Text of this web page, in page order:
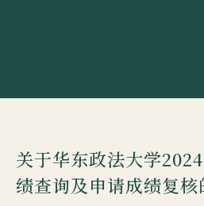
关于华东政法大学
绩查询及申请成绩复核